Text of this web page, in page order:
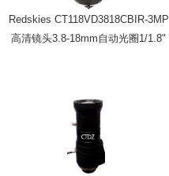
Redskies CT118VD3818CBIR-3MP
高清镜头3.8-18mm自动光圈1/1.8"